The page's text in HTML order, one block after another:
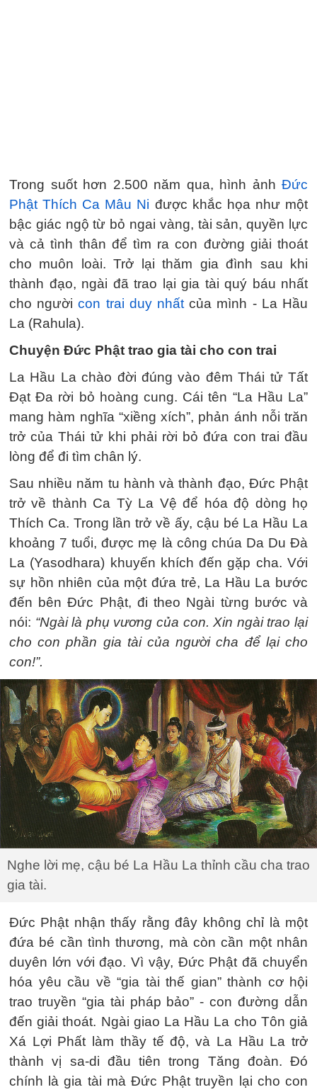
Trong suốt hơn 2.500 năm qua, hình ảnh Đức
Phật Thích Ca Mâu Ni được khắc họa như một
bậc giác ngộ từ bỏ ngai vàng, tài sản, quyền lực
và cả tình thân để tìm ra con đường giải thoát
cho muôn loài. Trở lại thăm gia đình sau khi
thành đạo, ngài đã trao lại gia tài quý báu nhất
cho ngườicon trai duy nhất của mình - La Hầu
La (Rahula).
Chuyện Đức Phật trao gia tài cho con trai
La Hầu La chào đời đúng vào đêm Thái tử Tất
Đạt Đa rời bỏ hoàng cung. Cái tên “La Hầu La”
mang hàm nghĩa “xiềng xích”, phản ánh nỗi trăn
trở của Thái tử khi phải rời bỏ đứa con trai đầu
lòng để đi tìm chân lý.
Sau nhiều năm tu hành và thành đạo, Đức Phật
trở về thành Ca Tỳ La Vệ để hóa độ dòng họ
Thích Ca. Trong lần trở về ấy, cậu bé La Hầu La
khoảng 7 tuổi, được mẹ là công chúa Da Du Đà
La (Yasodhara) khuyến khích đến gặp cha. Với
sự hồn nhiên của một đứa trẻ, La Hầu La bước
đến bên Đức Phật, đi theo Ngài từng bước và
nói: “Ngài là phụ vương của con. Xin ngài trao lại
cho con phần gia tài của người cha để lại cho
con!”.
Nghe lời mẹ, cậu bé La Hầu La thỉnh cầu cha trao
gia tài.
Đức Phật nhận thấy rằng đây không chỉ là một
đứa bé cần tình thương, mà còn cần một nhân
duyên lớn với đạo. Vì vậy, Đức Phật đã chuyển
hóa yêu cầu về “gia tài thế gian” thành cơ hội
trao truyền “gia tài pháp bảo” - con đường dẫn
đến giải thoát. Ngài giao La Hầu La cho Tôn giả
Xá Lợi Phất làm thầy tế độ, và La Hầu La trở
thành vị sa-di đầu tiên trong Tăng đoàn. Đó
chính là gia tài mà Đức Phật truyền lại cho con